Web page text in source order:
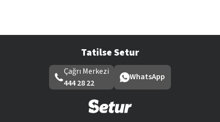
Tatilse Setur
Çağrı Merkezi
444 28 22
WhatsApp